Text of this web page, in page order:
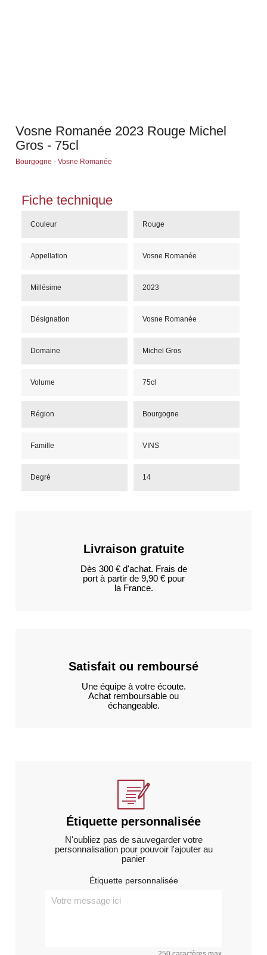
Vosne Romanée 2023 Rouge Michel
Gros - 75cl
Bourgogne -Vosne Romanée
Fiche technique
Couleur Rouge
Appellation Vosne Romanée
Millésime 2023
Désignation Vosne Romanée
Domaine Michel Gros
Volume 75cl
Région Bourgogne
Famille VINS
Degré 14
Livraison gratuite
Dès 300 € d'achat. Frais de
port à partir de 9,90 € pour
la France.
Satisfait ou remboursé
Une équipe à votre écoute.
Achat remboursable ou
échangeable.
Étiquette personnalisée
N'oubliez pas de sauvegarder votre
personnalisation pour pouvoir l'ajouter au
panier
Étiquette personnalisée